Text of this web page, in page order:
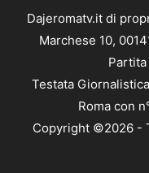
Dajeromatv.it di
Marchese 10,
Partita
Testata
Roma con
Copyright ©2026 -